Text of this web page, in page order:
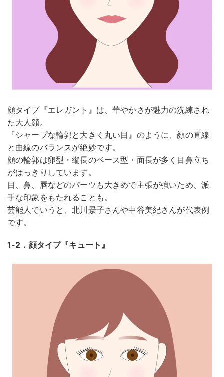
顔タイプ『エレガント』は、華やかさが魅力の洗練され
た大人顔。
『シャープな輪郭と大きく丸い目』のように、顔の直線
と曲線のバランスが絶妙です。
顔の輪郭は卵型・縦長のベース型・面長が多く目鼻立ち
がはっきりしています。
目、鼻、唇などのパーツも大きめで主張が強いため、派
手な印象をもたれることも。
芸能人でいうと、北川景子さんや中谷美紀さんが代表例
です。
1-2．顔タイプ『キュート』